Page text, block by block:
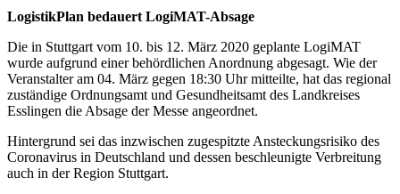
LogistikPlan bedauert LogiMAT-Absage
Die in Stuttgart vom 10. bis 12. März 2020 geplante LogiMAT
wurde aufgrund einer behördlichen Anordnung abgesagt. Wie der
Veranstalter am 04. März gegen 18:30 Uhr mitteilte, hat das regional
zuständige Ordnungsamt und Gesundheitsamt des Landkreises
Esslingen die Absage der Messe angeordnet.
Hintergrund sei das inzwischen zugespitzte Ansteckungsrisiko des
Coronavirus in Deutschland und dessen beschleunigte Verbreitung
auch in der Region Stuttgart.